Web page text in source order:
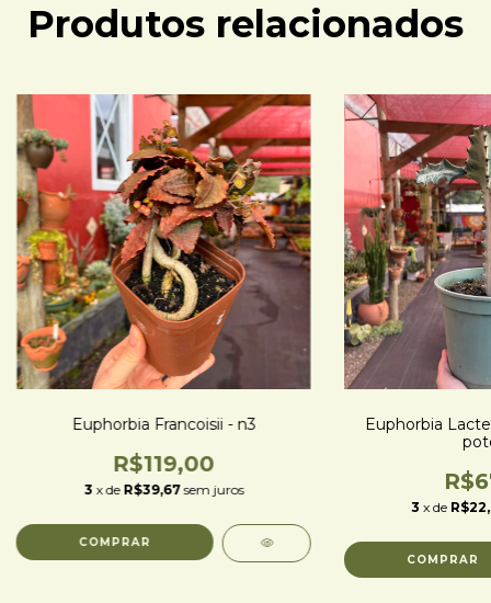
Produtos relacionados
Euphorbia Francoisii - n3
R$119,00
3 x de R$39,67 sem juros
Euphorbia
3 x de